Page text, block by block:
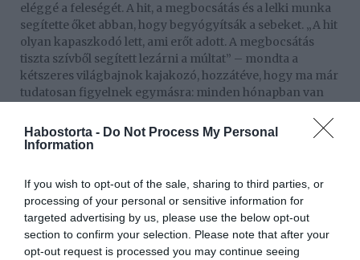
Habostorta - Do Not Process My Personal
Information
If you wish to opt-out of the sale, sharing to third parties, or
processing of your personal or sensitive information for
targeted advertising by us, please use the below opt-out
section to confirm your selection. Please note that after your
opt-out request is processed you may continue seeing
eléggé a feleségét. A hit, a megbocsátás és a lelki munka
segítette őket abban, hogy begyógyítsák a sebeket. „A hit
olyan kapaszkodó lett, ami erőt adott. A megbocsátás
tiszta szívből segített lezárni a múltat” – mondta a
kétszeres világbajnok kajakozó, hozzátéve, hogy ma már
tudatosan figyelnek egymásra: minden hónapban van
első helyen. „Belső tisztogatást tartottam, ebben is az Úr
segített. Amint elkezdtem változni, pontosan
Minden letisztult” – vallotta be az olimpikon.
Kucsera példát szeretne mutatni a gyerekeknek
A műsorban szó esett Kucsera Gábor szakmai életéről is:
2024-ben lett a Ferencváros kajak-kenu szakosztályának